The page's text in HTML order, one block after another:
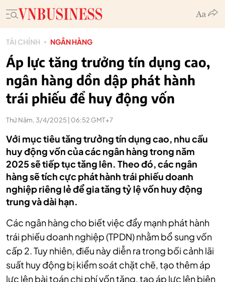
TÀI CHÍNH NGÂN HÀNG
Áp lực tăng trưởng tín dụng cao,
ngân hàng dồn dập phát hành
trái phiếu để huy động vốn
Thứ Năm, 3/4/2025 | 06:52 GMT+7
Với mục tiêu tăng trưởng tín dụng cao, nhu cầu
huy động vốn của các ngân hàng trong năm
2025 sẽ tiếp tục tăng lên. Theo đó, các ngân
hàng sẽ tích cực phát hành trái phiếu doanh
nghiệp riêng lẻ để gia tăng tỷ lệ vốn huy động
trung và dài hạn.
Các ngân hàng cho biết việc đẩy mạnh phát hành
trái phiếu doanh nghiệp (TPDN) nhằm bổ sung vốn
cấp 2. Tuy nhiên, điều này diễn ra trong bối cảnh lãi
suất huy động bị kiểm soát chặt chẽ, tạo thêm áp
lực lên bài toán chi phí vốn tăng, tạo áp lực lên biên